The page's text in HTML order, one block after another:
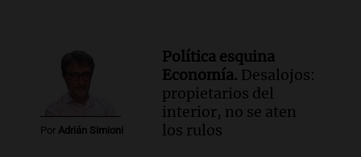
Estiman que la inflación nacional
de julio será menor al 2,9% registrado
en CABA
Una mañana para todos
Episodios
Por Adrián Simioni
Política esquina
Economía. Desalojos:
propietarios del
interior, no se aten
los rulos